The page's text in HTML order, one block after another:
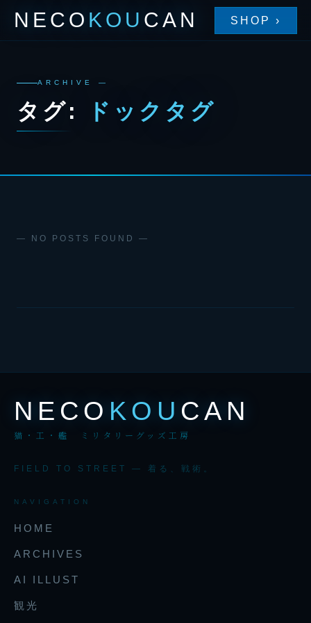
NECO KOU CAN SHOP ›
ARCHIVE —
タグ: ドックタグ
— NO POSTS FOUND —
NECO KOU CAN
猫・工・艦 ミリタリーグッズ工房
FIELD TO STREET — 着る、戦術。
NAVIGATION
HOME
ARCHIVES
AI ILLUST
観光